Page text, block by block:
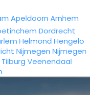
Apeldoorn Arnhem
Dordrecht
Helmond Hengelo
Nijmegen Nijmegen
Tilburg Veenendaal